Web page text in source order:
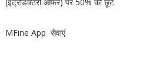
MFine App सेवाएं